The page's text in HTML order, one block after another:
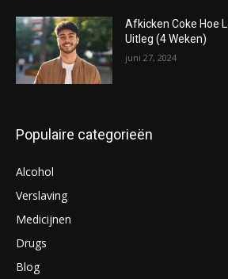
Afkicken Coke Hoe
Uitleg (4 Weken)
juni 27, 2024
Populaire categorieën
Alcohol
Verslaving
Medicijnen
Drugs
Blog